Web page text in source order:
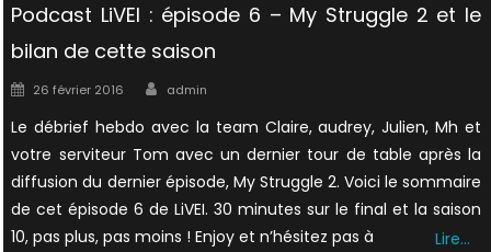
Podcast LiVEI : épisode 6 – My Struggle 2 et le
bilan de cette saison
Posted
26 février 2016 Author
admin
Le débrief hebdo avec la team Claire, audrey, Julien, Mh et
votre serviteur Tom avec un dernier tour de table après la
diffusion du dernier épisode, My Struggle 2. Voici le sommaire
de cet épisode 6 de LiVEI. 30 minutes sur le final et la saison
10, pas plus, pas moins ! Enjoy et n’hésitez pas à
Lire…